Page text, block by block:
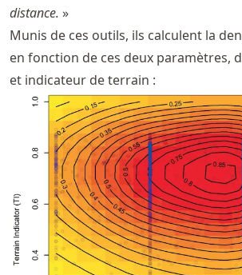
distance. »
Munis de ces outils, ils calculent la
en fonction de ces deux paramètres,
et indicateur de terrain :